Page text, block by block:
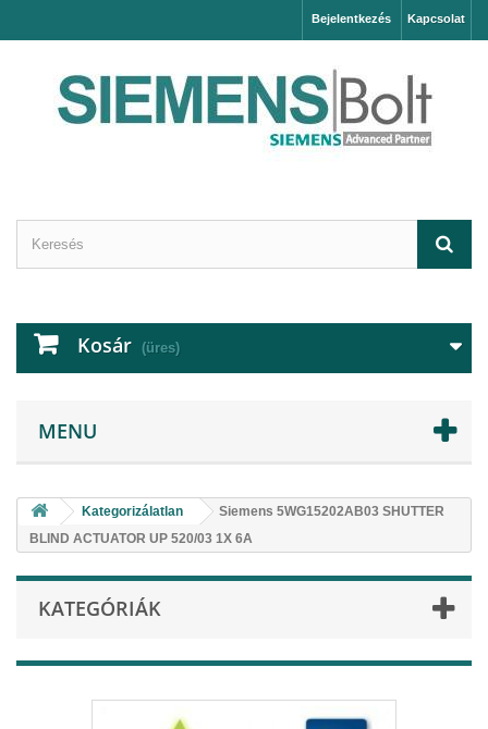
Kapcsolat
Bejelentkezés
Kosár (üres)
MENU
Kategorizálatlan
Siemens 5WG15202AB03 SHUTTER
BLIND ACTUATOR UP 520/03 1X 6A
KATEGÓRIÁK